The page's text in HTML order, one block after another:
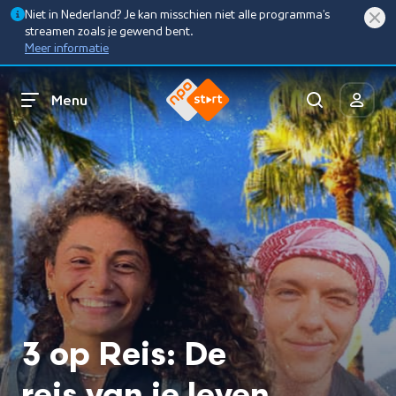
Niet in Nederland? Je kan misschien niet alle programma’s
streamen zoals je gewend bent.
Meer informatie
Menu
3 op Reis: De